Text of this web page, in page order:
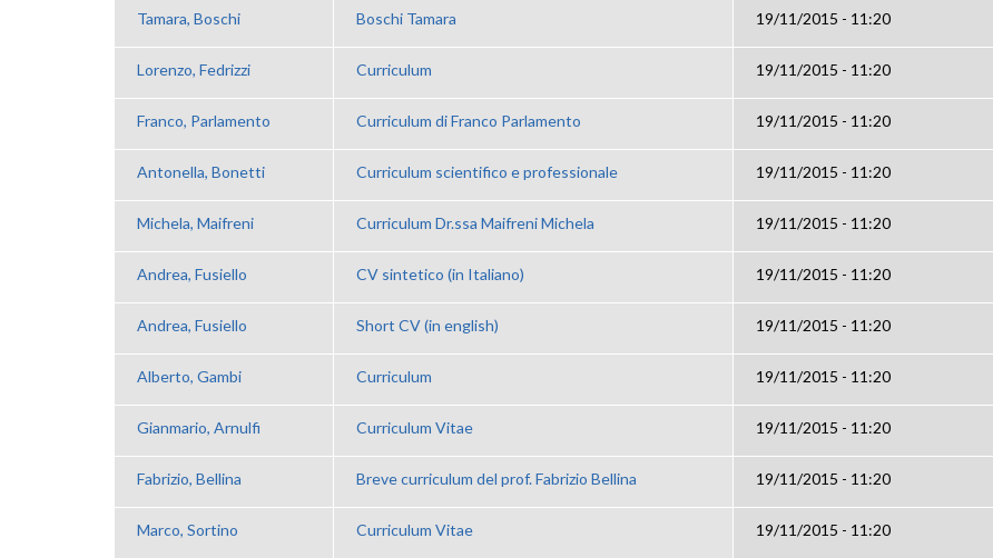
Tamara, Boschi Boschi Tamara 19/11/2015 - 11:20
Lorenzo, Fedrizzi Curriculum 19/11/2015 - 11:20
Franco, Parlamento Curriculum di Franco Parlamento 19/11/2015 - 11:20
Antonella, Bonetti Curriculum scientifico e professionale 19/11/2015 - 11:20
Michela, Maifreni Curriculum Dr.ssa Maifreni Michela 19/11/2015 - 11:20
Andrea, Fusiello CV sintetico (in Italiano) 19/11/2015 - 11:20
Andrea, Fusiello Short CV (in english) 19/11/2015 - 11:20
Alberto, Gambi Curriculum 19/11/2015 - 11:20
Gianmario, Arnulfi Curriculum Vitae 19/11/2015 - 11:20
Fabrizio, Bellina Breve curriculum del prof. Fabrizio Bellina 19/11/2015 - 11:20
Marco, Sortino Curriculum Vitae 19/11/2015 - 11:20